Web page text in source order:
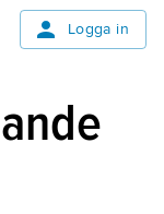
Logga in